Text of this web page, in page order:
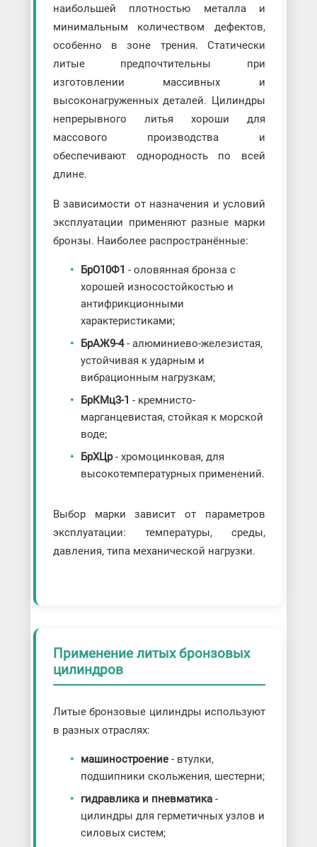
наибольшей плотностью металла и
минимальным количеством дефектов,
особенно в зоне трения. Статически
литые предпочтительны при
изготовлении массивных и
высоконагруженных деталей. Цилиндры
непрерывного литья хороши для
массового производства и
обеспечивают однородность по всей
длине.
В зависимости от назначения и условий
эксплуатации применяют разные марки
бронзы. Наиболее распространённые:
БрО10Ф1 - оловянная бронза с
хорошей износостойкостью и
антифрикционными
характеристиками;
БрАЖ9-4- алюминиево-железистая,
устойчивая к ударным и
вибрационным нагрузкам;
БрКМц3-1 - кремнисто-
марганцевистая, стойкая к морской
воде;
БрХЦр- хромоцинковая, для
высокотемпературных применений.
Выбор марки зависит от параметров
эксплуатации: температуры, среды,
давления, типа механической нагрузки.
Применение литых бронзовых
цилиндров
Литые бронзовые цилиндры используют
в разных отраслях:
машиностроение - втулки,
подшипники скольжения, шестерни;
гидравлика и пневматика-
цилиндры для герметичных узлов и
силовых систем;